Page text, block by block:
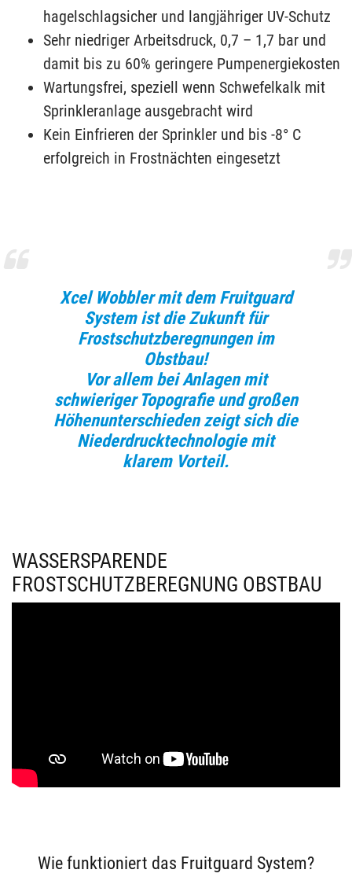
hagelschlagsicher und langjähriger UV-Schutz
Sehr niedriger Arbeitsdruck, 0,7 – 1,7 bar und
damit bis zu 60% geringere Pumpenergiekosten
Wartungsfrei, speziell wenn Schwefelkalk mit
Sprinkleranlage ausgebracht wird
Kein Einfrieren der Sprinkler und bis -8° C
erfolgreich in Frostnächten eingesetzt
Xcel Wobbler mit dem Fruitguard
System ist die Zukunft für
Frostschutzberegnungen im
Obstbau!
Vor allem bei Anlagen mit
schwieriger Topografie und großen
Höhenunterschieden zeigt sich die
Niederdrucktechnologie mit
klarem Vorteil.
WASSERSPARENDE
FROSTSCHUTZBEREGNUNG OBSTBAU
Wie funktioniert das Fruitguard System?